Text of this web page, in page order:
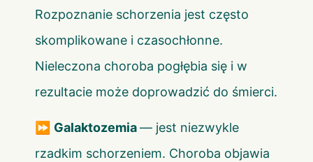
Rozpoznanie schorzenia jest często
skomplikowane i czasochłonne.
Nieleczona choroba pogłębia się i w
rezultacie może doprowadzić do śmierci.
⏩ Galaktozemia— jest niezwykle
rzadkim schorzeniem. Choroba objawia